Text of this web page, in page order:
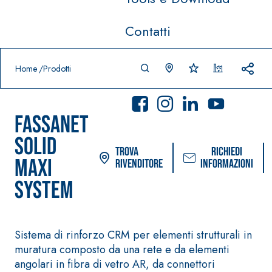
Contatti
Home Prodotti
FASSANET
SOLID
MAXI
SYSTEM
Trova
rivenditore
Richiedi
informazioni
Sistema di rinforzo CRM per elementi strutturali in
muratura composto da una rete e da elementi
angolari in fibra di vetro AR, da connettori
Prodotti in primo piano
Sistema POSA PAVIMENTI E
AQUA
ZIP ®IMPERMEABILIZZA
NTI
AQUAZIP ONE PRO
SICURA G3
Idropittura
ultra opaca ad